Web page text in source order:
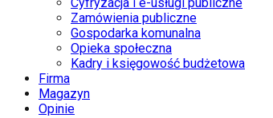
Zamówienia publiczne
Gospodarka komunalna
Opieka społeczna
Kadry i księgowość budżetowa
Firma
Magazyn
Opinie